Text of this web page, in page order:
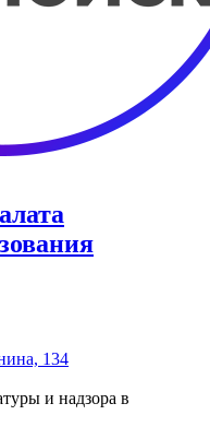
134
и надзора в